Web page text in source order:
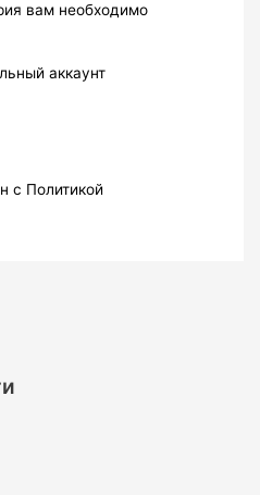
вам необходимо
аккаунт
с Политикой